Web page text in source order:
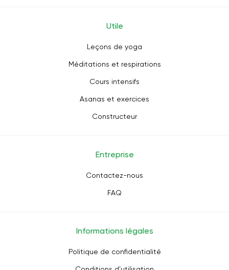
Utile
Leçons de yoga
Méditations et respirations
Cours intensifs
Asanas et exercices
Constructeur
Entreprise
Contactez-nous
FAQ
Informations légales
Politique de confidentialité